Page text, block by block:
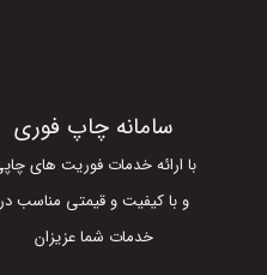
سامانه چاپ فوری
با ارائه خدمات فوریت های
و با کیفیت و قیمتی مناسب در
خدمات شما عزیزان